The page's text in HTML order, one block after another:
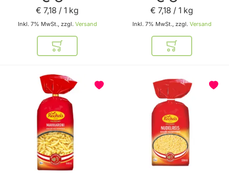
Inkl. 7% MwSt., zzgl. Versand
€ 7,18 / 1 kg
In den Warenkorb
Inkl. 7% MwSt., zzgl. Versand
€ 7,18 / 1 kg
In den